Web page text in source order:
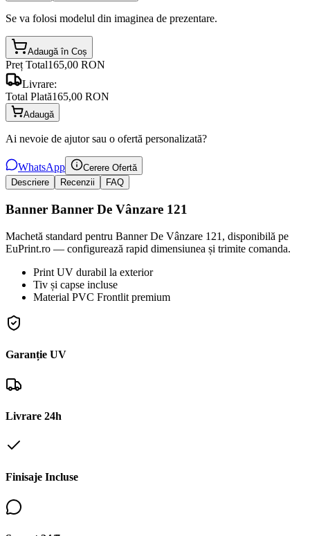
Se va folosi modelul din imaginea de prezentare.
Adaugă în Coș
Preț Total165,00 RON
Livrare:
Total Plată165,00 RON
Adaugă
Ai nevoie de ajutor sau o ofertă personalizată?
WhatsApp
Cerere Ofertă
Descriere
Recenzii FAQ
Banner Banner De Vânzare 121
Machetă standard pentru Banner De Vânzare 121, disponibilă pe
EuPrint.ro — configurează rapid dimensiunea și trimite comanda.
Print UV durabil la exterior
Tiv și capse incluse
Material PVC Frontlit premium
Garanție UV
Livrare 24h
Finisaje Incluse